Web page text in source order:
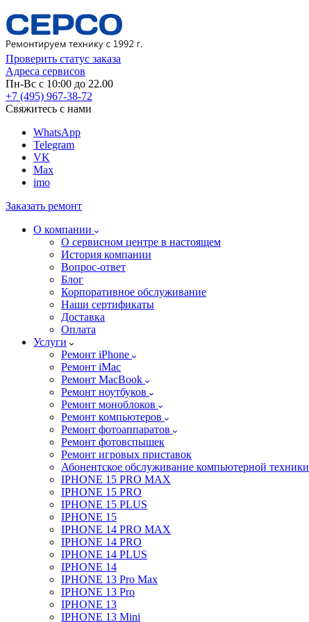
Проверить статус заказа
Адреса сервисов
Пн-Вс с 10:00 до 22.00
+7 (495) 967-38-72
Свяжитесь с нами
WhatsApp
Telegram
VK
Max
imo
Заказать ремонт
О компании
О сервисном центре в настоящем
История компании
Вопрос-ответ
Блог
Корпоративное обслуживание
Наши сертификаты
Доставка
Оплата
Услуги
Ремонт iPhone
Ремонт iMac
Ремонт MacBook
Ремонт ноутбуков
Ремонт моноблоков
Ремонт компьютеров
Ремонт фотоаппаратов
Ремонт фотовспышек
Ремонт игровых приставок
Абонентское обслуживание компьютерной техники
IPHONE 15 PRO MAX
IPHONE 15 PRO
IPHONE 15 PLUS
IPHONE 15
IPHONE 14 PRO MAX
IPHONE 14 PRO
IPHONE 14 PLUS
IPHONE 14
IPHONE 13 Pro Max
IPHONE 13 Pro
IPHONE 13
IPHONE 13 Mini